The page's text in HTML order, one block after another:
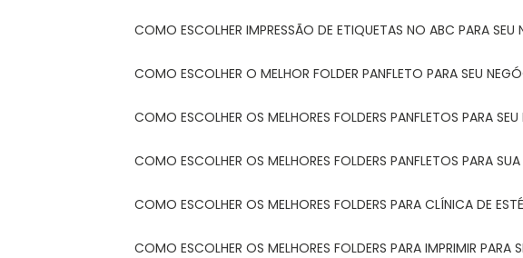
COMO ESCOLHER IMPRESSÃO DE ETIQUETAS NO ABC PARA SEU
COMO ESCOLHER O MELHOR FOLDER PANFLETO PARA SEU
COMO ESCOLHER OS MELHORES FOLDERS PANFLETOS PARA
COMO ESCOLHER OS MELHORES FOLDERS PANFLETOS PARA
COMO ESCOLHER OS MELHORES FOLDERS PARA CLÍNICA DE
COMO ESCOLHER OS MELHORES FOLDERS PARA IMPRIMIR PARA